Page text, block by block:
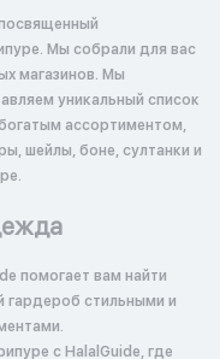
вас
магазинов. Мы
уникальный список
ассортиментом,
шейлы, боне, султанки и
помогает вам найти
гардероб стильными и
с HalalGuide, где